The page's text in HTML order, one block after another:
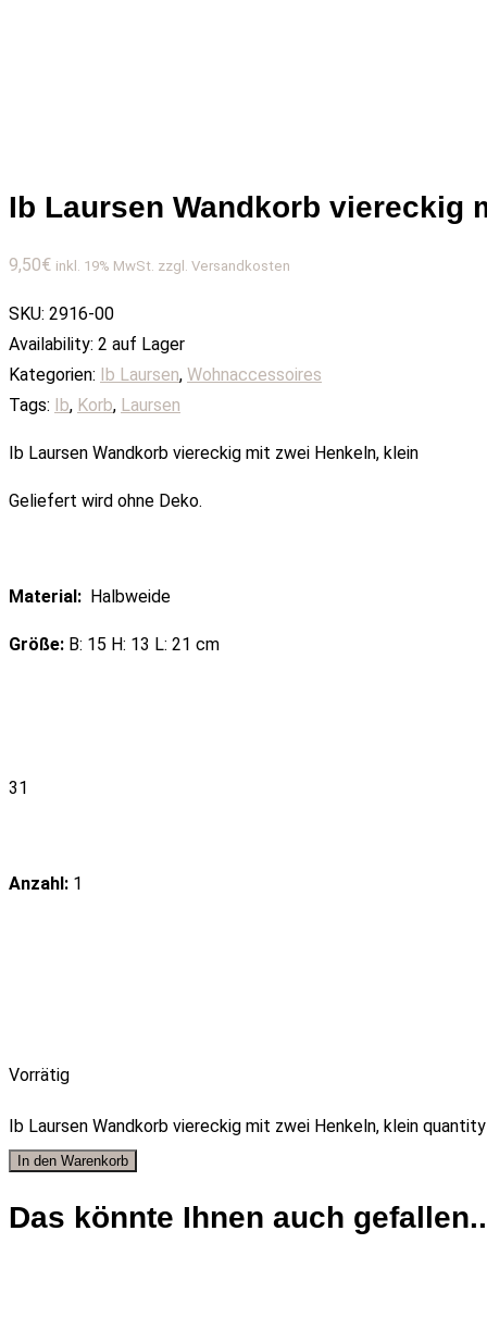
Ib Laursen Wandkorb viereckig
9,50€ inkl. 19% MwSt. zzgl. Versandkosten
SKU: 2916-00
Availability: 2 auf Lager
Kategorien: Ib Laursen, Wohnaccessoires
Tags: Ib, Korb, Laursen
Ib Laursen Wandkorb viereckig mit zwei Henkeln, klein
Geliefert wird ohne Deko.
Material: Halbweide
Größe: B: 15 H: 13 L: 21 cm
31
Anzahl: 1
Vorrätig
Ib Laursen Wandkorb viereckig mit zwei Henkeln, klein quantity
In den Warenkorb
Das könnte Ihnen auch